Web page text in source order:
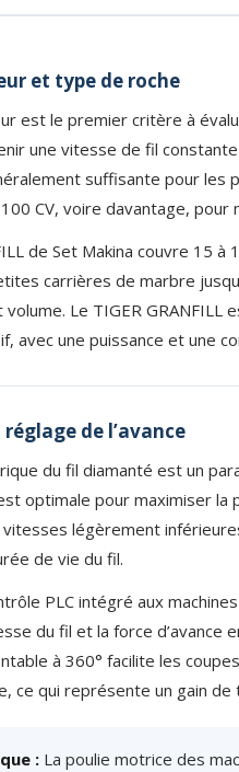
et type de roche
est le premier critère à
une vitesse de fil
suffisante pour
CV, voire davantage,
de Set Makina couvre 15
carrières de marbre
Le TIGER
avec une puissance et une
de l’avance
du fil diamanté est un
optimale pour maximiser la
légèrement
de vie du fil.
PLC intégré aux
du fil et la force d’avance
à 360° facilite les
ce qui représente un gain
: La poulie motrice des